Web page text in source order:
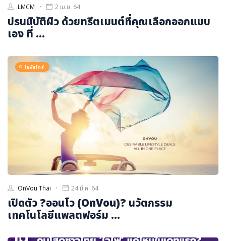
LMCM 2 เม.ย. 64
ปรนนิบัติผิว ด้วยทรีตเมนต์ที่คุณเลือกออกแบบ
เอง ที่ ...
ไลฟ์สไตล์
OnVou Thai 24 มี.ค. 64
เปิดตัว ?ออนโว (OnVou)? นวัตกรรม
เทคโนโลยีแพลตฟอร์ม ...